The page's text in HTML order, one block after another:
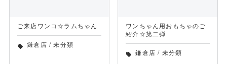
ご来店ワンコ☆ラムちゃん
local_offer 鎌倉店 /未分類
ワンちゃん用おもちゃのご
紹介☆第二弾
local_offer 鎌倉店 / 未分類